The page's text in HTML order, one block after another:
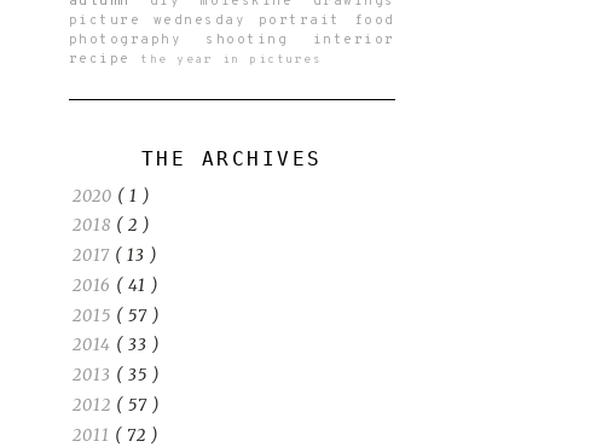
picture wednesday portrait
food
photography shooting
interior
recipe
the year in pictures
THE ARCHIVES
2020 ( 1 )
2018 ( 2 )
2017 ( 13 )
2016 ( 41 )
2015 ( 57 )
2014 ( 33 )
2013 ( 35 )
2012 ( 57 )
2011 ( 72 )